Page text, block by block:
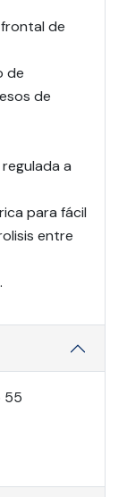
de
de
de
a
para fácil
entre
55